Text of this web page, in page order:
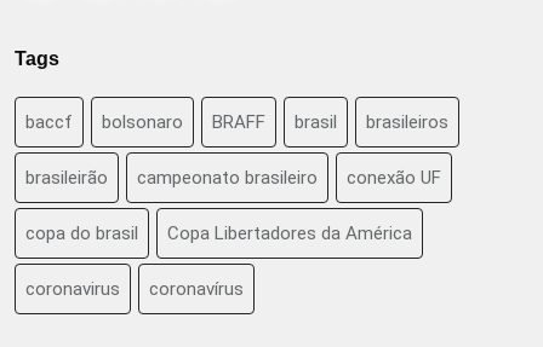
Tags
baccf bolsonaro BRAFF brasil brasileiros
brasileirão campeonato brasileiro conexão UF
copa do brasil Copa Libertadores da América
coronavirus coronavírus